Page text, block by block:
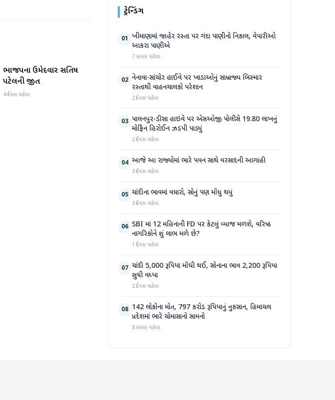
ગુજરાત
ભાજપના ઉમેદવાર સતિષ
પટેલની જીત
4 દિવસ પહેલા
ટ્રેન્ડિંગ
01 ખીમાણામાં જાહેર રસ્તા પર ગંદા પાણીનો નિકાલ, વેપારીઓ
આકરા પાણીએ
7 કલાક પહેલા
02 નેનાવા-સાંચોર હાઈવે પર ખાડાઓનું સામ્રાજ્ય બિસ્માર
રસ્તાથી વાહનચાલકો પરેશાન
2 દિવસ પહેલા
03 પાલનપુર-ડીસા હાઇવે પર એસઓજી પોલીસે 19.80 લાખનું
મોર્ફિન હિરોઈન ઝડપી પાડ્યું
2 દિવસ પહેલા
04 આજે આ રાજ્યોમાં ભારે પવન સાથે વરસાદની આગાહી
3 દિવસ પહેલા
05 ચાંદીના ભાવમાં વધારો, સોનું પણ મોંઘુ થયું
3 દિવસ પહેલા
06 SBI માં 12 મહિનાની FD પર કેટલું વ્યાજ મળશે, વરિષ્ઠ
નાગરિકોને શું લાભ મળે છે?
1 દિવસ પહેલા
07 ચાંદી 5,000 રૂપિયા મોંઘી થઈ, સોનાના ભાવ 2,200 રૂપિયા
સુધી વધ્યા
2 દિવસ પહેલા
08 142 લોકોના મોત, 797 કરોડ રૂપિયાનું નુકસાન, હિમાચલ
પ્રદેશમાં ભારે ચોમાસાનો સામનો
8 કલાક પહેલા